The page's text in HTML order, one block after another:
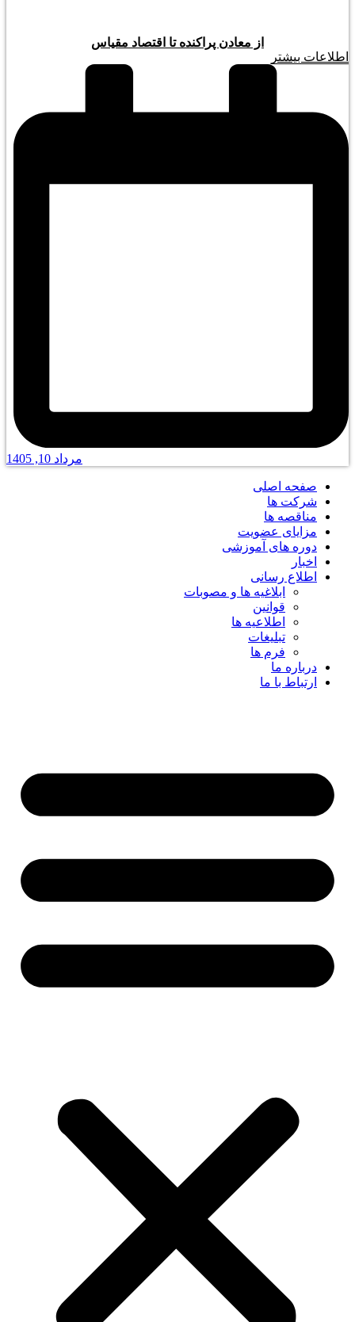
از معادن پراکنده تا اقتصاد مقیاس
اطلاعات بیشتر
مرداد 10, 1405
صفحه اصلی
شرکت ها
مناقصه ها
مزایای عضویت
دوره های آموزشی
اخبار
اطلاع رسانی
ابلاغیه ها و مصوبات
قوانین
اطلاعیه ها
تبلیغات
فرم ها
درباره ما
ارتباط با ما